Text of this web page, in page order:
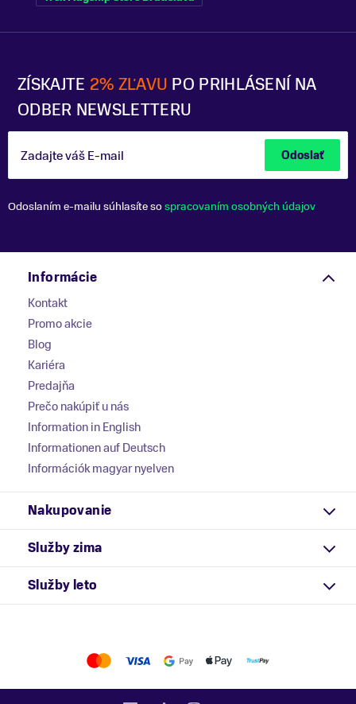
ZÍSKAJTE 2% ZĽAVU PO PRIHLÁSENÍ NA
ODBER NEWSLETTERU
Zadajte váš E-mail Odoslať
Odoslaním e-mailu súhlasíte sospracovaním osobných údajov
Informácie
Kontakt
Promo akcie
Blog
Kariéra
Predajňa
Prečo nakúpiť u nás
Information in English
Informationen auf Deutsch
Információk magyar nyelven
Nakupovanie
Služby zima
Služby leto